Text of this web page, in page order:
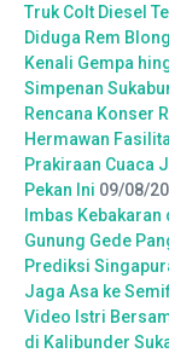
Truk Colt Diesel
Diduga Rem Blong
Kenali Gempa
Simpenan
Rencana Konser
Hermawan
Prakiraan Cuaca
Pekan Ini 09/08/
Imbas
Gunung Gede
Prediksi
Jaga Asa ke
Video Istri
di Kalibunder